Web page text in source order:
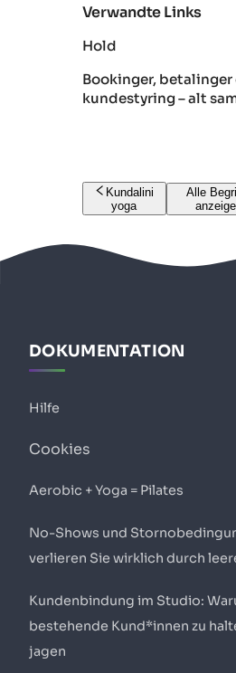
Verwandte Links
Hold
Bookinger, betalinger
kundestyring – alt
Kundalini
yoga
Alle
DOKUMENTATION
Hilfe
Cookies
Aerobic + Yoga = Pilates
No-Shows und
verlieren Sie wirklich durch
Kundenbindung im Studio:
bestehende Kund*innen zu
jagen